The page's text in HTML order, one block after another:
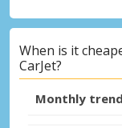
When is it
CarJet?
Monthly